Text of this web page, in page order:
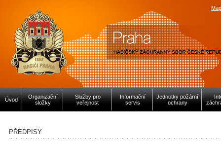
Úvod
Organizační
složky
Služby pro
veřejnost
Informační
servis
Jednotky požární
ochrany
PŘEDPISY